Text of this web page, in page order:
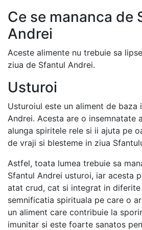
Ce se mananca de
Andrei
Aceste alimente nu trebuie sa
ziua de Sfantul Andrei.
Usturoi
Usturoiul este un aliment de baza
Andrei. Acesta are o insemnatate
alunga spiritele rele si ii ajuta pe
de vraji si blesteme in ziua
Astfel, toata lumea trebuie sa
Sfantul Andrei usturoi, iar acesta
atat crud, cat si integrat in diferite
semnificatia spirituala pe care o
un aliment care contribuie la
imunitar si este foarte sanatos